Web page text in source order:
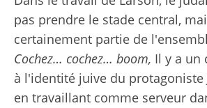
pas prendre le stade central,
certainement partie de
Cochez… cochez… boom, Il y a
à l'identité juive du protagoniste
en travaillant comme serveur